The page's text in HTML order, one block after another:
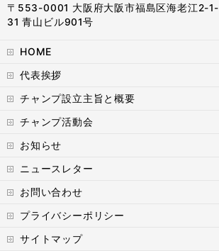
〒553-0001 大阪府大阪市福島区海老江2-1-
31 青山ビル901号
HOME
代表挨拶
チャンプ設立主旨と概要
チャンプ活動会
お知らせ
ニュースレター
お問い合わせ
プライバシーポリシー
サイトマップ